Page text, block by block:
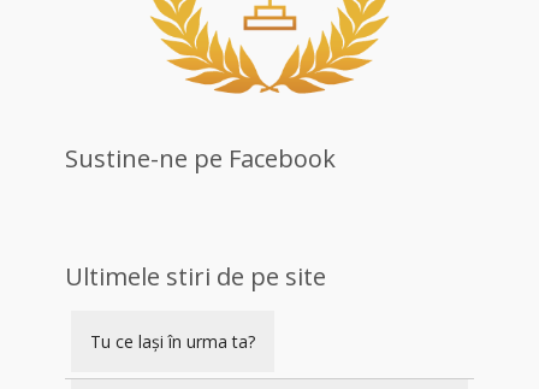
Sustine-ne pe Facebook
Ultimele stiri de pe site
Tu ce lași în urma ta?